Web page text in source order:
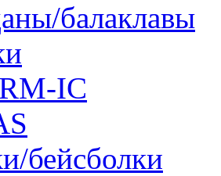
балаклавы
IC
бейсболки